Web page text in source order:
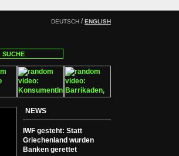
DEUTSCH /ENGLISH
NEWS
IWF gesteht: Statt
Griechenland wurden
Banken gerettet